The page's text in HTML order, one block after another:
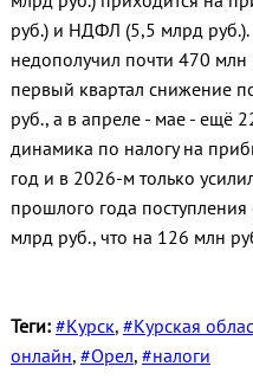
руб.) и НДФЛ (5,5 млрд
недополучил почти 470 млн
первый квартал снижение
руб., а в апреле - мае - ещё
динамика по налогу на
год и в 2026‑м только
прошлого года
млрд руб., что на 126 млн
Теги: #Курск, #Курская
онлайн, #Орел, #налоги